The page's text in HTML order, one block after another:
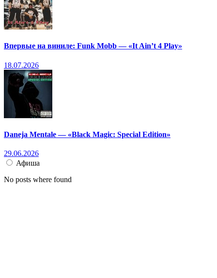
Впервые на виниле: Funk Mobb — «It Ain’t 4 Play»
18.07.2026
Daneja Mentale — «Black Magic: Special Edition»
29.06.2026
Афиша
No posts where found